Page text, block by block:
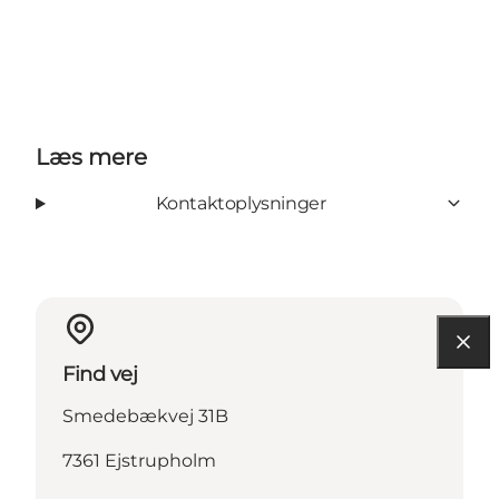
Læs mere
Kontaktoplysninger
Find vej
Smedebækvej 31B
7361 Ejstrupholm